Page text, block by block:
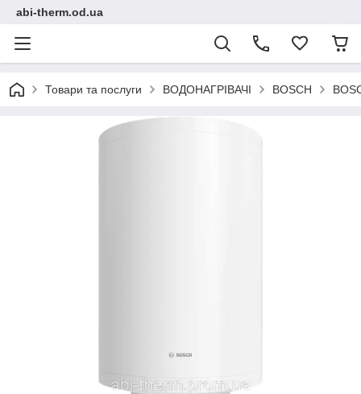
abi-therm.od.ua
Товари та послуги ВОДОНАГРІВАЧІ BOSCH